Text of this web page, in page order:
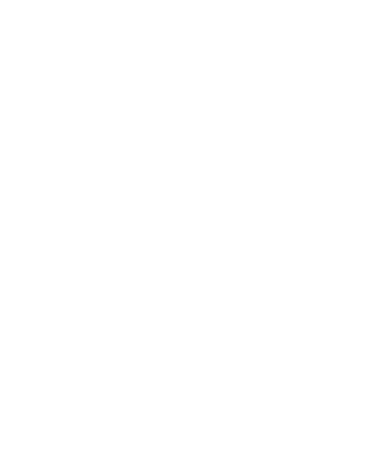
selecionado um profissional adequado.
a necessidade de cada departamento seja pessoal,
de supervisão.
candidato em conjunto com a cultura organizacional